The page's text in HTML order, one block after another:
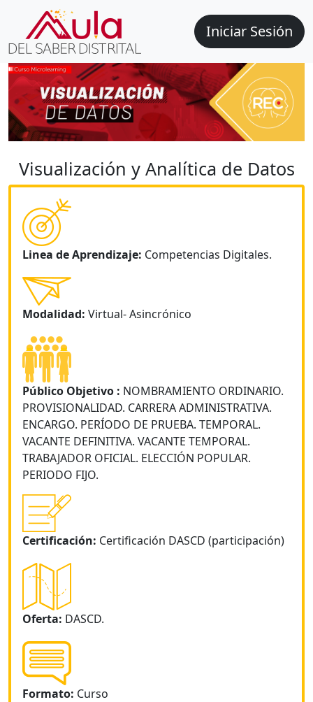
Iniciar Sesión
Visualización y Analítica de Datos
Linea de Aprendizaje: Competencias Digitales.
Modalidad: Virtual- Asincrónico
Público Objetivo : NOMBRAMIENTO ORDINARIO.
PROVISIONALIDAD. CARRERA ADMINISTRATIVA.
ENCARGO. PERÍODO DE PRUEBA. TEMPORAL.
VACANTE DEFINITIVA. VACANTE TEMPORAL.
TRABAJADOR OFICIAL. ELECCIÓN POPULAR.
PERIODO FIJO.
Certificación: Certificación DASCD (participación)
Oferta: DASCD.
Formato: Curso